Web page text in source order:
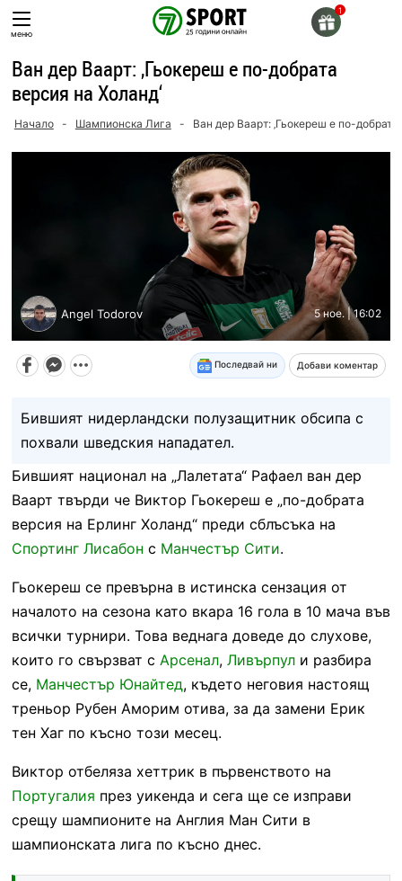
Skip
toменю
Ван дер Ваарт: ‚Гьокереш е по-добрата
версия на Холанд‘
Начало - Шампионска Лига - Ван дер Ваарт: ‚Гьокереш е по-добрата
Angel Todorov 5 ное. | 16:02
Последвай ни Добави коментар
Бившият нидерландски полузащитник обсипа с
похвали шведския нападател.
Бившият национал на „Лалетата“ Рафаел ван дер
Ваарт твърди че Виктор Гьокереш е „по-добрата
версия на Ерлинг Холанд“ преди сблъсъка на
Спортинг Лисабон с Манчестър Сити.
Гьокереш се превърна в истинска сензация от
началото на сезона като вкара 16 гола в 10 мача във
всички турнири. Това веднага доведе до слухове,
които го свързват с Арсенал, Ливърпули разбира
се, Манчестър Юнайтед, където неговия настоящ
треньор Рубен Аморим отива, за да замени Ерик
тен Хаг по късно този месец.
Виктор отбеляза хеттрик в първенството на
Португалия през уикенда и сега ще се изправи
срещу шампионите на Англия Ман Сити в
шампионската лига по късно днес.